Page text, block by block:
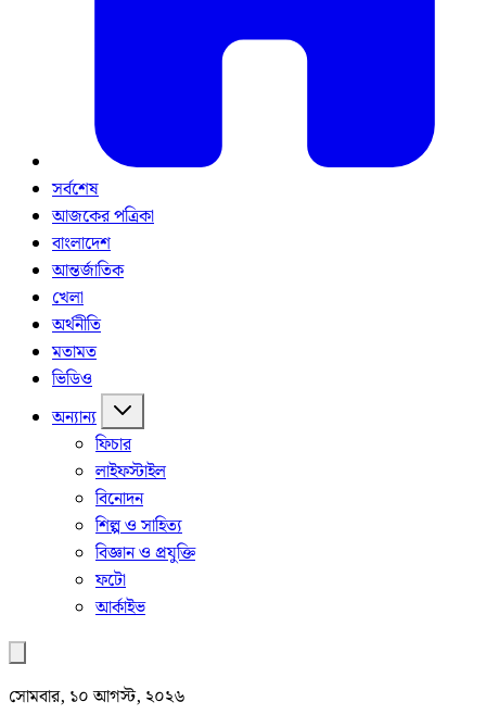
সর্বশেষ
আজকের পত্রিকা
বাংলাদেশ
আন্তর্জাতিক
খেলা
অর্থনীতি
মতামত
ভিডিও
অন্যান্য
ফিচার
লাইফস্টাইল
বিনোদন
শিল্প ও সাহিত্য
বিজ্ঞান ও প্রযুক্তি
ফটো
আর্কাইভ
সোমবার, ১০ আগস্ট, ২০২৬